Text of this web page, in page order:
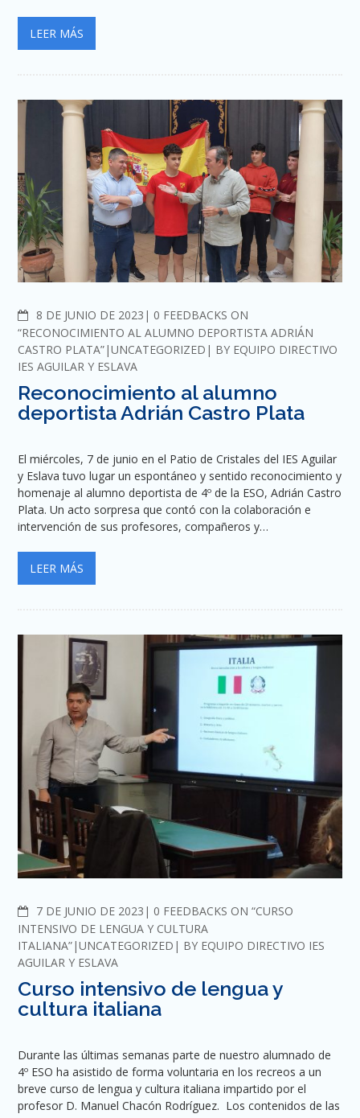
LEER MÁS
8 DE JUNIO DE 2023 COMMENTS
0 FEEDBACKS ON
“RECONOCIMIENTO AL ALUMNO DEPORTISTA ADRIÁN
CASTRO PLATA” UNCATEGORIZED BY EQUIPO DIRECTIVO
IES AGUILAR Y ESLAVA
Reconocimiento al alumno
deportista Adrián Castro Plata
El miércoles, 7 de junio en el Patio de Cristales del IES Aguilar
y Eslava tuvo lugar un espontáneo y sentido reconocimiento y
homenaje al alumno deportista de 4º de la ESO, Adrián Castro
Plata. Un acto sorpresa que contó con la colaboración e
intervención de sus profesores, compañeros y…
LEER MÁS
7 DE JUNIO DE 2023 COMMENTS
0 FEEDBACKS ON “CURSO
INTENSIVO DE LENGUA Y CULTURA
ITALIANA” UNCATEGORIZED BY EQUIPO DIRECTIVO IES
AGUILAR Y ESLAVA
Curso intensivo de lengua y
cultura italiana
Durante las últimas semanas parte de nuestro alumnado de
4º ESO ha asistido de forma voluntaria en los recreos a un
breve curso de lengua y cultura italiana impartido por el
profesor D. Manuel Chacón Rodríguez. Los contenidos de las